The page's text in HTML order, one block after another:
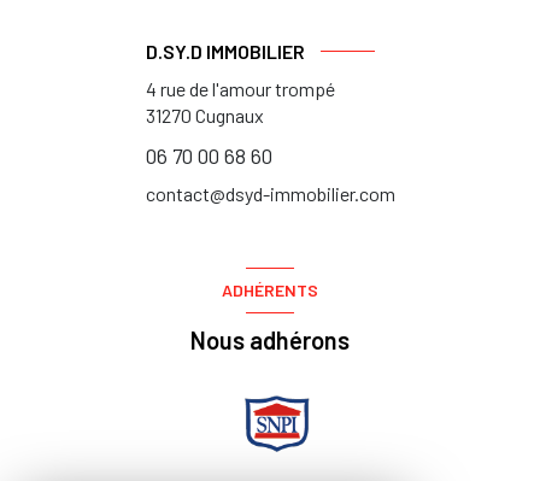
D.SY.D IMMOBILIER
4 rue de l'amour trompé
31270 Cugnaux
06 70 00 68 60
contact@dsyd-immobilier.com
ADHÉRENTS
Nous adhérons